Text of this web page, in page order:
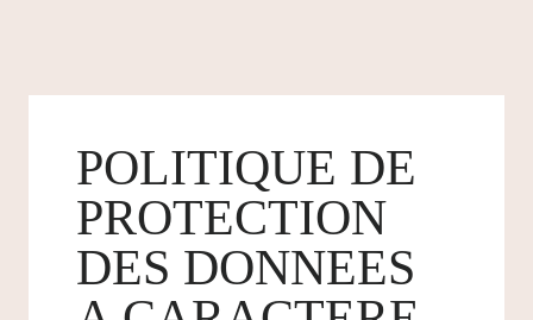
POLITIQUE DE
PROTECTION
DES DONNEES